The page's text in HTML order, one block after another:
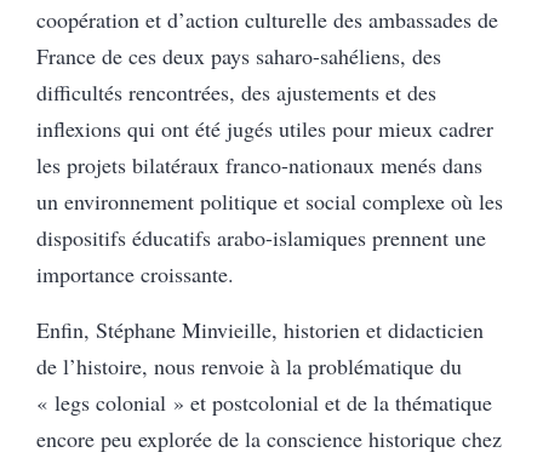
coopération et d’action culturelle des ambassades de
France de ces deux pays saharo-sahéliens, des
difficultés rencontrées, des ajustements et des
inflexions qui ont été jugés utiles pour mieux cadrer
les projets bilatéraux franco-nationaux menés dans
un environnement politique et social complexe où les
dispositifs éducatifs arabo-islamiques prennent une
importance croissante.
Enfin, Stéphane Minvieille, historien et didacticien
de l’histoire, nous renvoie à la problématique du
« legs colonial » et postcolonial et de la thématique
encore peu explorée de la conscience historique chez